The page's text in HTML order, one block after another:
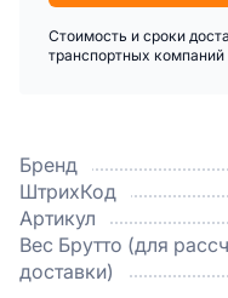
Бренд
ШтрихКод
Артикул
Вес Брутто (для
доставки)
Стоимость и сроки
транспортных компаний